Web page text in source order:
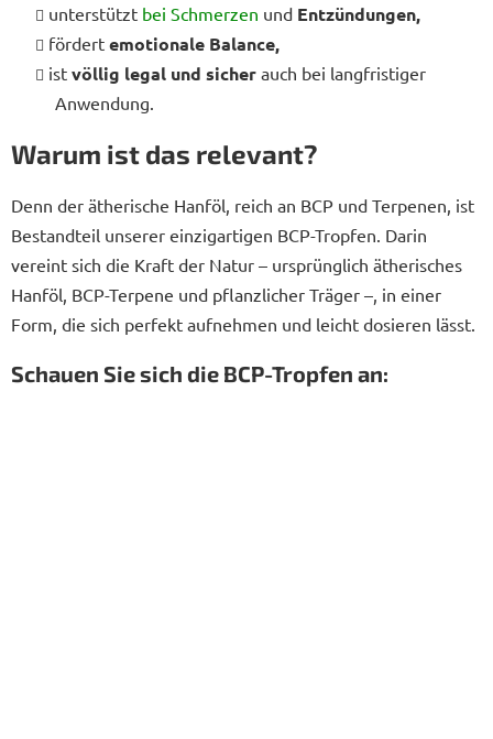
unterstützt bei Schmerzen und Entzündungen,
fördert emotionale Balance,
ist völlig legal und sicher auch bei langfristiger
Anwendung.
Warum ist das relevant?
Denn der ätherische Hanföl, reich an BCP und Terpenen, ist
Bestandteil unserer einzigartigen BCP-Tropfen. Darin
vereint sich die Kraft der Natur – ursprünglich ätherisches
Hanföl, BCP-Terpene und pflanzlicher Träger –, in einer
Form, die sich perfekt aufnehmen und leicht dosieren lässt.
Schauen Sie sich die BCP-Tropfen an: